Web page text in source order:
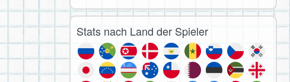
Stats nach Land der Spieler